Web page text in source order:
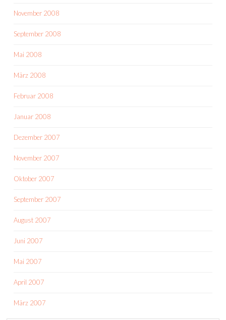
November 2008
September 2008
Mai 2008
März 2008
Februar 2008
Januar 2008
Dezember 2007
November 2007
Oktober 2007
September 2007
August 2007
Juni 2007
Mai 2007
April 2007
März 2007